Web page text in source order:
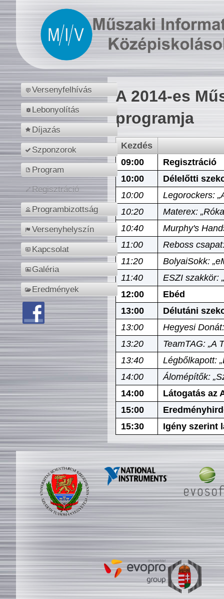
Versenyfelhívás
Lebonyolítás
Díjazás
Szponzorok
Program
Regisztráció
Programbizottság
Versenyhelyszín
Kapcsolat
Galéria
Eredmények
A 2014-es
programja
Kezdés
09:00
Regisztráció
10:00
Délelőtti
10:00
Legorockers:
10:20
Materex:
10:40
Murphy's
11:00
Reboss
11:20
BolyaiSokk:
11:40
ESZI szakkör:
12:00
Ebéd
13:00
Délutáni
13:00
Hegyesi
13:20
TeamTAG: „A
13:40
Légbőlkapott:
14:00
Álomépítők:
14:00
Látogatás az
15:00
15:30
Igény szerint